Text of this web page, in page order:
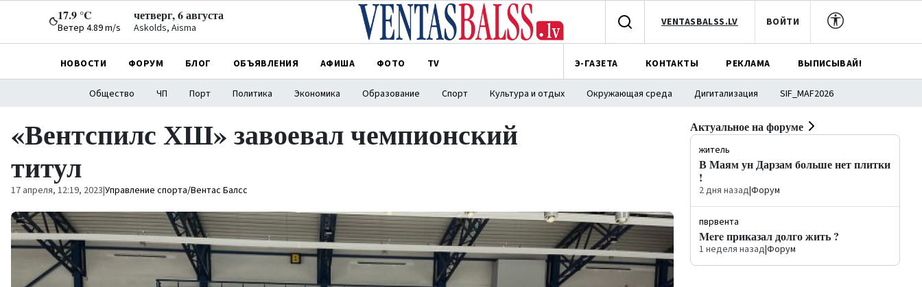
17.9 °C
Ветер 4.89 m/s
четверг, 6 августа
Askolds, Aisma VENTASBALSS.LV ВОЙТИ
НОВОСТИ ФОРУМ БЛОГ ОБЪЯВЛЕНИЯ АФИША ФОТО TV Э-ГАЗЕТА КОНТАКТЫ РЕКЛАМА ВЫПИСЫВАЙ!
Общество ЧП Порт Политика Экономика Образование Спорт Культура и отдых Окружающая среда Дигитализация SIF_MAF2026
«Вентспилс ХШ» завоевал чемпионский
титул
17 апреля, 12:19, 2023|Управление спорта/Вентас Балсс
Актуальное на форуме
житель
В Маям ун Дарзам больше нет плитки
!
2 дня назад|Форум
пврвента
Mere приказал долго жить ?
1 неделя назад|Форум